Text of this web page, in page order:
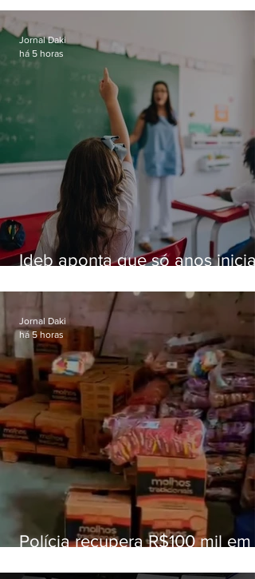
Ideb aponta que só anos
educação
Jornal Daki
há 5 horas
Polícia recupera R$100 mil em
Jornal Daki
há 5 horas